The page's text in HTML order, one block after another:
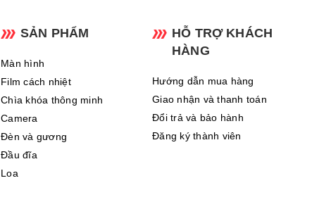
SẢN PHẨM
Màn hình
Film cách nhiệt
Chìa khóa thông minh
Camera
Đèn và gương
Đầu đĩa
Loa
HỖ TRỢ KHÁCH
HÀNG
Hướng dẫn mua hàng
Giao nhận và thanh toán
Đổi trả và bảo hành
Đăng ký thành viên